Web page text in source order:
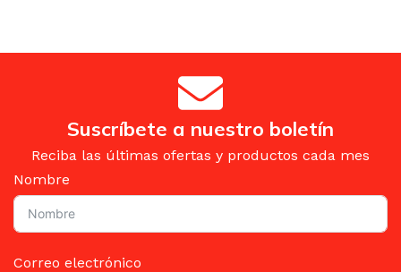
Suscríbete a nuestro boletín
Reciba las últimas ofertas y productos cada mes
Nombre
Correo electrónico